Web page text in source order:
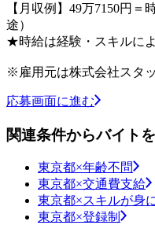
【月収例】49万7150円＝
途）
★時給は経験・スキルに
※雇用元は株式会社スタ
応募画面に進む
関連条件からバイト
東京都×年齢不問
東京都×交通費支給
東京都×スキルが身
東京都×登録制